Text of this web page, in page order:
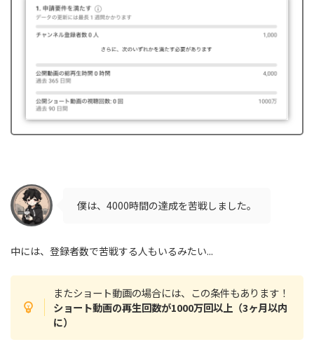
僕は、4000時間の達成を苦戦しました。
中には、登録者数で苦戦する人もいるみたい...
またショート動画の場合には、この条件もあります！
ショート動画の再生回数が1000万回以上（3ヶ月以内
に）